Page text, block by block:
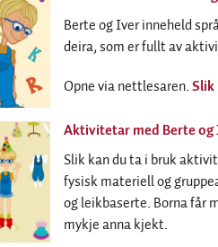
Berte og Iver inneheld
deira, som er fullt av
Opne via nettlesaren.Slik
Aktivitetar med Berte
Slik kan du ta i bruk
fysisk materiell og
og leikbaserte. Borna får
mykje anna kjekt.